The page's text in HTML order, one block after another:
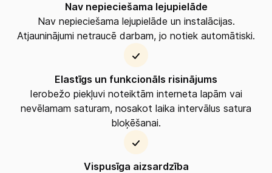
Mobilais internets 15,99 €
Apskati piedāvājumu
Izmēģini 14 dienas bez līgumsoda!
Nav nepieciešama lejupielāde
Nav nepieciešama lejupielāde un instalācijas.
Atjauninājumi netraucē darbam, jo notiek automātiski.
Elastīgs un funkcionāls risinājums
Ierobežo piekļuvi noteiktām interneta lapām vai
nevēlamam saturam, nosakot laika intervālus satura
bloķēšanai.
Vispusīga aizsardzība